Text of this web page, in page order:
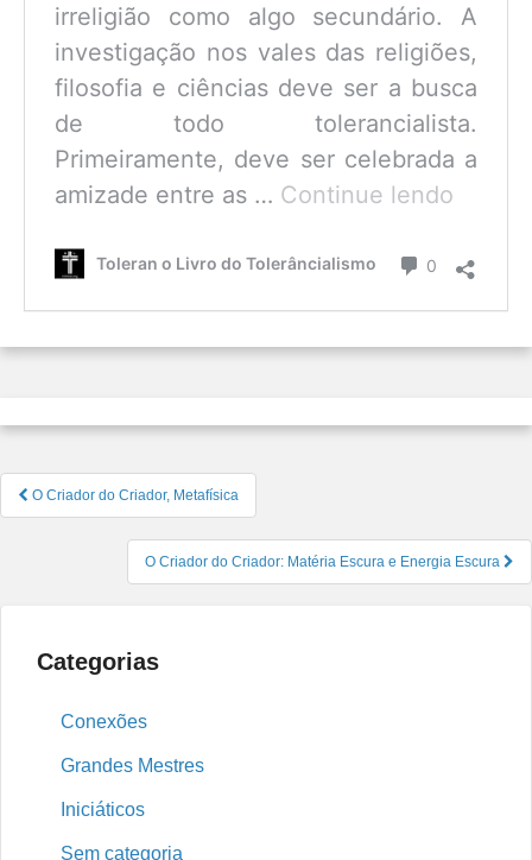
irreligião como algo secundário. A
investigação nos vales das religiões,
filosofia e ciências deve ser a busca
de todo tolerancialista.
Primeiramente, deve ser celebrada a
amizade entre as … Continue lendo
é
Toleran o Livro do Tolerâncialismo 0 Comentário
Navegação
de
O Criador do Criador, Metafísica
O Criador do Criador: Matéria Escura e Energia Escura
Categorias
Conexões
Grandes Mestres
Iniciáticos
Sem categoria